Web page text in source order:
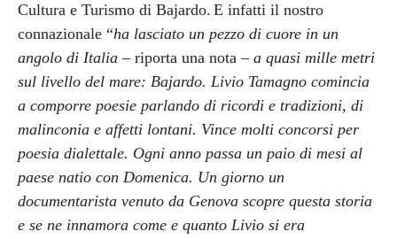
Cultura e Turismo di Bajardo. E infatti il nostro
connazionale “ha lasciato un pezzo di cuore in un
angolo di Italia – riporta una nota – a quasi mille metri
sul livello del mare: Bajardo. Livio Tamagno comincia
a comporre poesie parlando di ricordi e tradizioni, di
malinconia e affetti lontani. Vince molti concorsi per
poesia dialettale. Ogni anno passa un paio di mesi al
paese natio con Domenica. Un giorno un
documentarista venuto da Genova scopre questa storia
e se ne innamora come e quanto Livio si era